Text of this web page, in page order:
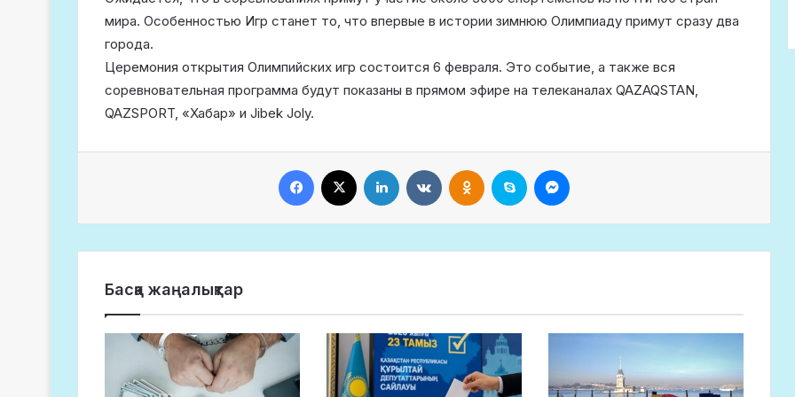
мира. Особенностью Игр станет то, что впервые в истории зимнюю Олимпиаду примут сразу два
города.
Церемония открытия Олимпийских игр состоится 6 февраля. Это событие, а также вся
соревновательная программа будут показаны в прямом эфире на телеканалах QAZAQSTAN,
QAZSPORT, «Хабар» и Jibek Joly.
Facebook LinkedIn VKontakteOdnoklassniki
Skype
Басқа жаңалықтар